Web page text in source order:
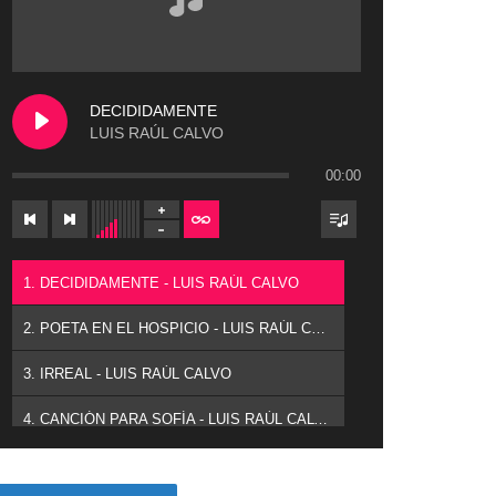
DECIDIDAMENTE
LUIS RAÚL CALVO
00:00
1. DECIDIDAMENTE - LUIS RAÚL CALVO
2. POETA EN EL HOSPICIO - LUIS RAÚL CALVO
3. IRREAL - LUIS RAÚL CALVO